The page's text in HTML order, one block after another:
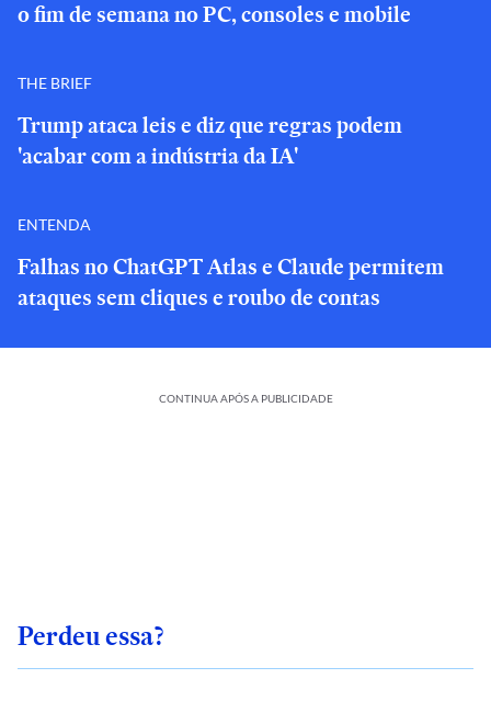
o fim de semana no PC, consoles e mobile
THE BRIEF
Trump ataca leis e diz que regras podem
'acabar com a indústria da IA'
ENTENDA
Falhas no ChatGPT Atlas e Claude permitem
ataques sem cliques e roubo de contas
CONTINUA APÓS A PUBLICIDADE
Perdeu essa?